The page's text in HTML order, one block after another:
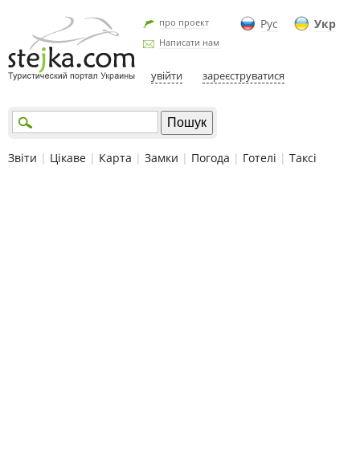
Рус Укр
про проект
Написати нам
увійти зареєструватися
Звіти | Цікаве | Карта | Замки | Погода | Готелі | Таксі